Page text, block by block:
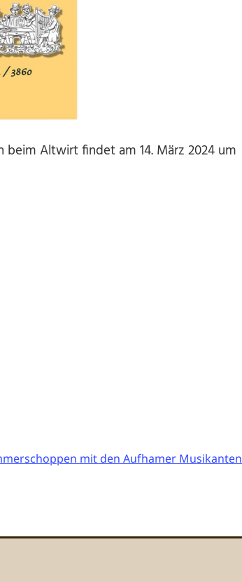
beim Altwirt findet am 14. März 2024 um
mit den Aufhamer Musikanten